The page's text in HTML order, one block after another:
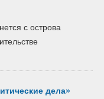
с острова
дела»